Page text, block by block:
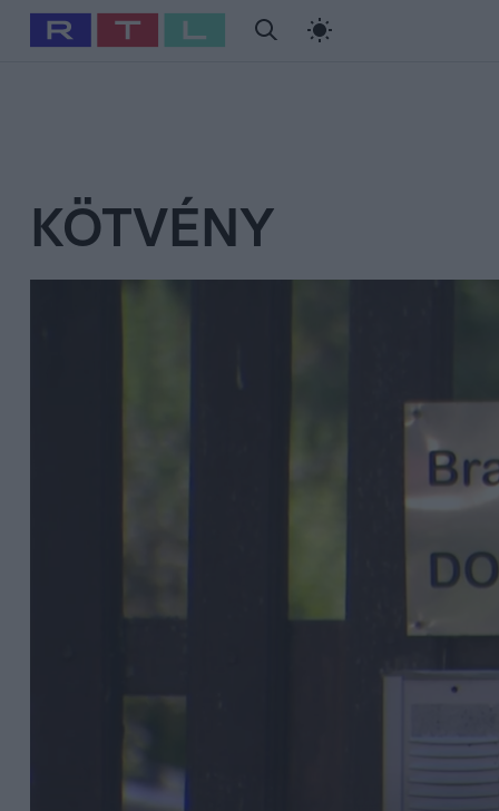
Babits Marcella Szellő István Most Wanted
KÖTVÉNY